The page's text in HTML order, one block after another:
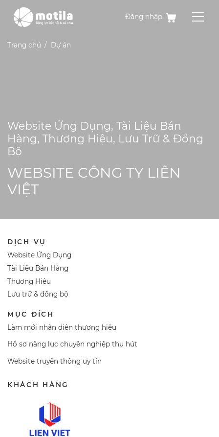
Đăng nhập
Trang chủ Dự án
Website Ứng Dụng, Tài Liệu Bán
Hàng, Thương Hiệu, Lưu Trữ & Đồng
Bộ
WEBSITE CÔNG TY LIÊN
VIỆT
DỊCH VỤ
Website Ứng Dụng
Tài Liệu Bán Hàng
Thương Hiệu
Lưu trữ & đồng bộ
MỤC ĐÍCH
Làm mới nhận diện thương hiệu
Hồ sơ năng lực chuyên nghiệp thu hút
Website truyền thông uy tín
KHÁCH HÀNG